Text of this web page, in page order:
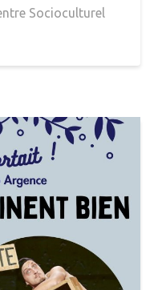
Socioculturel